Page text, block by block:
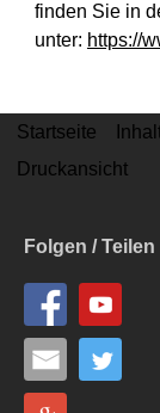
finden Sie in
unter: https://
Startseite
Druckansicht
Folgen / Teilen